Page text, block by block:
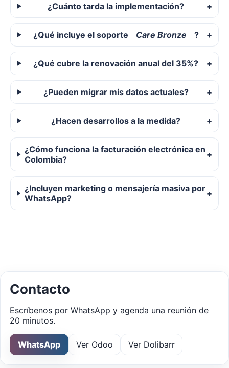
¿Cuánto tarda la implementación?
¿Qué incluye el soporte Care Bronze ?
¿Qué cubre la renovación anual del 35%?
¿Pueden migrar mis datos actuales?
¿Hacen desarrollos a la medida?
¿Cómo funciona la facturación electrónica en
Colombia?
¿Incluyen marketing o mensajería masiva por
WhatsApp?
Contacto
Escríbenos por WhatsApp y agenda una reunión de
20 minutos.
WhatsApp Ver Odoo Ver Dolibarr